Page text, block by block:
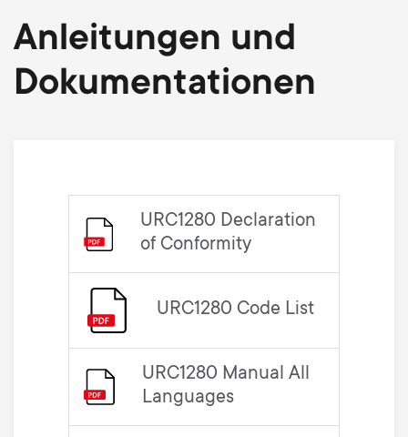
Anleitungen und
Dokumentationen
URC1280 Declaration
of Conformity
URC1280 Code List
URC1280 Manual All
Languages